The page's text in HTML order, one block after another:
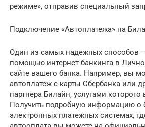
режиме», отправив специальный
Подключение «Автоплатежа» на
Один из самых надежных способов
помощью интернет-банкинга в
сайте вашего банка. Например, вы
автоплатеж с карты Сбербанка или
партнера Билайн, услугами которого
Получить подробную информацию о
электронных платежных системах,